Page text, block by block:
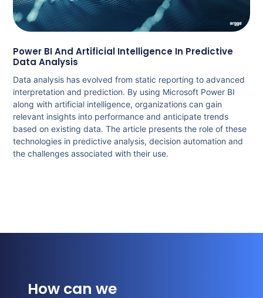
Power BI And Artificial Intelligence In Predictive
Data Analysis
Data analysis has evolved from static reporting to advanced
interpretation and prediction. By using Microsoft Power BI
along with artificial intelligence, organizations can gain
relevant insights into performance and anticipate trends
based on existing data. The article presents the role of these
technologies in predictive analysis, decision automation and
the challenges associated with their use.
How can we